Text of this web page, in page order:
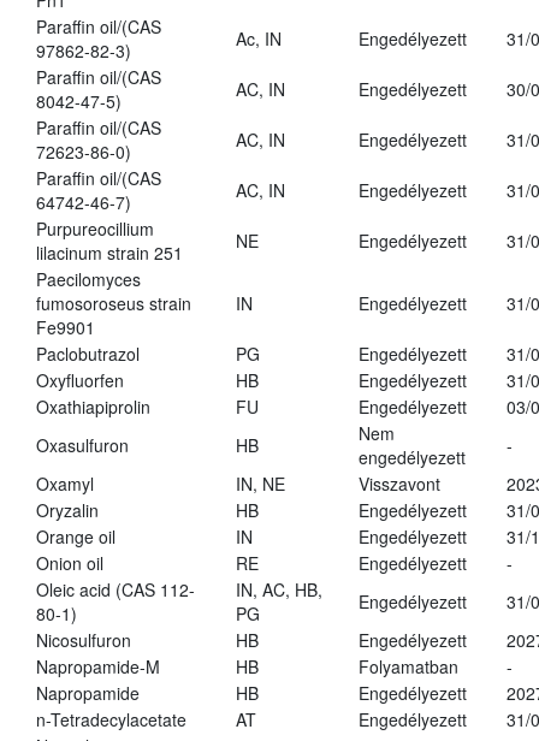
Paraffin oil/(CAS
97862-82-3)
Ac, IN Engedélyezett
31/
Paraffin oil/(CAS
8042-47-5)
AC, IN Engedélyezett
30/
Paraffin oil/(CAS
72623-86-0)
AC, IN Engedélyezett
31/
Paraffin oil/(CAS
64742-46-7)
AC, IN Engedélyezett
31/
Purpureocillium
lilacinum strain 251
NE Engedélyezett
31/
Paecilomyces
fumosoroseus strain
Fe9901
IN Engedélyezett 31/
Paclobutrazol PG Engedélyezett
31/
Oxyfluorfen
HB Engedélyezett
31/
Oxathiapiprolin
FU Engedélyezett
03/
Oxasulfuron
HB
Nem
engedélyezett
-
Oxamyl
IN, NE Visszavont
Oryzalin
HB Engedélyezett
31/
Orange oil
IN Engedélyezett
31/
Onion oil
RE Engedélyezett
-
Oleic acid (CAS 112-
80-1)
IN, AC, HB,
PG
Engedélyezett
31/
Nicosulfuron
HB Engedélyezett
Napropamide-M
HB Folyamatban
-
Napropamide
HB Engedélyezett
n-Tetradecylacetate
AT Engedélyezett
31/